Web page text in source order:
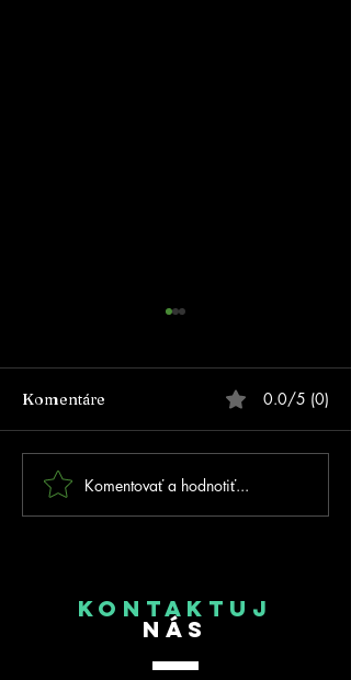
FOTOGALÉRIA - Prvé
MSR na inline dráhe v
Komentáre 0.0/5 (0)
Komentovať a hodnotiť...
KONTAKTUJ
NÁS